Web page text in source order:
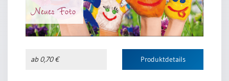
Neues Foto
ab 0,70 € Produktdetails